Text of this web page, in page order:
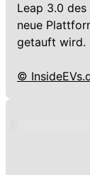
Leap 3.0
neue
getauft wird.
©